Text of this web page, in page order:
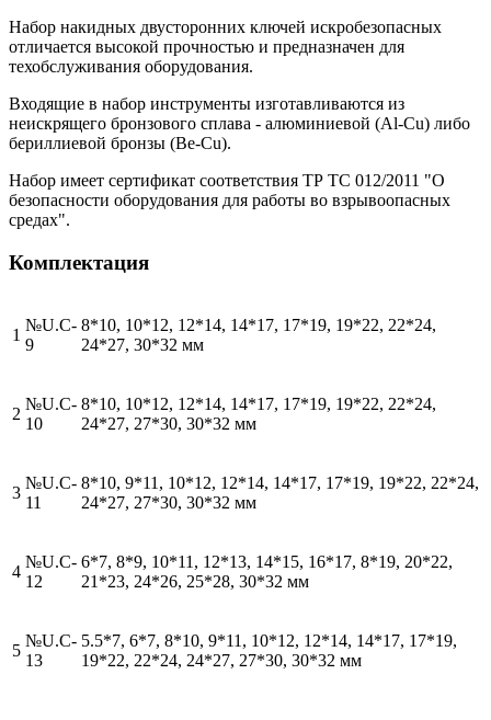
Набор накидных двусторонних ключей искробезопасных
отличается высокой прочностью и предназначен для
техобслуживания оборудования.
Входящие в набор инструменты изготавливаются из
неискрящего бронзового сплава - алюминиевой (Al-Cu) либо
бериллиевой бронзы (Be-Cu).
Набор имеет сертификат соответствия ТР ТС 012/2011 "О
безопасности оборудования для работы во взрывоопасных
средах".
Комплектация
1
№U.C-
9
8*10, 10*12, 12*14, 14*17, 17*19, 19*22, 22*24,
24*27, 30*32 мм
2
№U.C-
10
8*10, 10*12, 12*14, 14*17, 17*19, 19*22, 22*24,
24*27, 27*30, 30*32 мм
3
№U.C-
11
8*10, 9*11, 10*12, 12*14, 14*17, 17*19, 19*22, 22*24,
24*27, 27*30, 30*32 мм
4
№U.C-
12
6*7, 8*9, 10*11, 12*13, 14*15, 16*17, 8*19, 20*22,
21*23, 24*26, 25*28, 30*32 мм
5
№U.C-
13
5.5*7, 6*7, 8*10, 9*11, 10*12, 12*14, 14*17, 17*19,
19*22, 22*24, 24*27, 27*30, 30*32 мм